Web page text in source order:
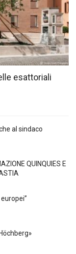
esattoriali
al sindaco
QUINQUIES E